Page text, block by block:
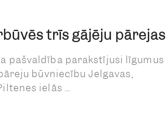
trīs gājēju pārejas
pašvaldība parakstījusi līgumus
būvniecību Jelgavas,
ielās ...